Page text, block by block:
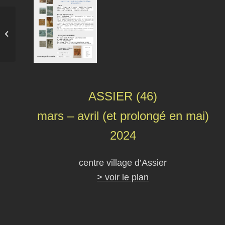
ASSIER (46)
mars – avril (et prolongé en mai)
2024
centre village d’Assier
> voir le plan
Expo Echos